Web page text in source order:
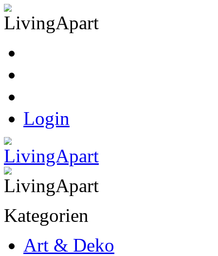
Login
Kategorien
Art & Deko